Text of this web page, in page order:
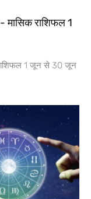
राशिफल 1
1 जून से 30 जून